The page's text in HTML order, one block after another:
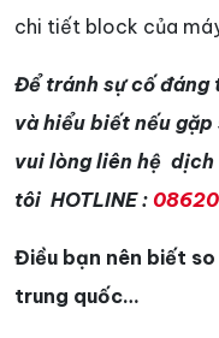
chi tiết block của
Để tránh sự cố đáng
và hiểu biết nếu
vui lòng liên hệ dịch
tôi HOTLINE :
Điều bạn nên biết
trung quốc…